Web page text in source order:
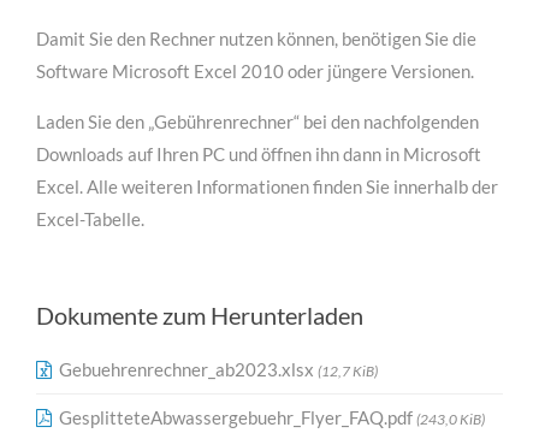
Damit Sie den Rechner nutzen können, benötigen Sie die
Software Microsoft Excel 2010 oder jüngere Versionen.
Laden Sie den „Gebührenrechner“ bei den nachfolgenden
Downloads auf Ihren PC und öffnen ihn dann in Microsoft
Excel. Alle weiteren Informationen finden Sie innerhalb der
Excel-Tabelle.
Dokumente zum Herunterladen
Gebuehrenrechner_ab2023.xlsx (12,7 KiB)
GesplitteteAbwassergebuehr_Flyer_FAQ.pdf (243,0 KiB)
MEHR INFOS